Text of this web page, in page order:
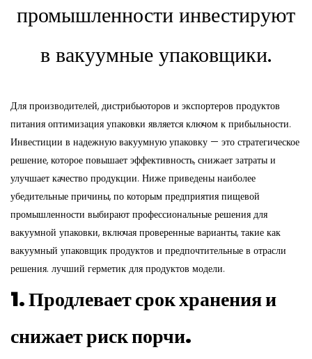
промышленности инвестируют
в вакуумные упаковщики.
Для производителей, дистрибьюторов и экспортеров продуктов
питания оптимизация упаковки является ключом к прибыльности.
Инвестиции в надежную вакуумную упаковку — это стратегическое
решение, которое повышает эффективность, снижает затраты и
улучшает качество продукции. Ниже приведены наиболее
убедительные причины, по которым предприятия пищевой
промышленности выбирают профессиональные решения для
вакуумной упаковки, включая проверенные варианты, такие как
вакуумный упаковщик продуктов и предпочтительные в отрасли
решения. лучший герметик для продуктов модели.
1. Продлевает срок хранения и
снижает риск порчи.